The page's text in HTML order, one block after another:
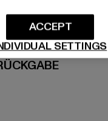
& PASSFORM
SETTINGS
ACCEPT